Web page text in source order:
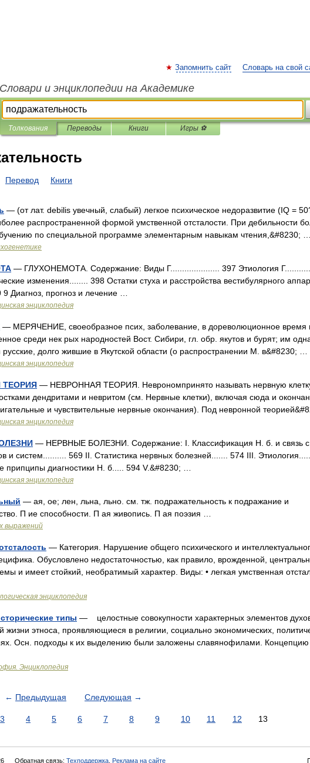
Запомнить сайт Словарь на свой
Словари и энциклопедии на Академике
Толкования Переводы Книги Игры ⚽
Перевод Книги
— (от лат. debilis увечный, слабый) легкое психическое недоразвитие (IQ =
распространенной формой умственной отсталости. При дебильности
по специальной программе элементарным навыкам чтения,&#8230; …
— ГЛУХОНЕМОТА. Содержание: Виды Г..................... 397 Этиология
изменения........ 398 Остатки стуха и расстройства вестибулярного
Диагноз, прогноз и лечение …
энциклопедия
— МЕРЯЧЕНИЕ, своеобразное псих, заболевание, в дореволюционное время
среди нек рых народностей Вост. Сибири, гл. обр. якутов и бурят; им
русские, долго жившие в Якутской области (о распространении М. в&#8230; …
энциклопедия
ТЕОРИЯ — НЕВРОННАЯ ТЕОРИЯ. Неврономпринято называть нервную
дендритами и невритом (см. Нервные клетки), включая сюда и
и чувствительные нервные окончания). Под невронной
энциклопедия
— НЕРВНЫЕ БОЛЕЗНИ. Содержание: I. Классификация Н. б. и связь
и систем.......... 569 II. Статистика нервных болезней....... 574 III.
припципы диагностики Н. б..... 594 V.&#8230; …
энциклопедия
— ая, ое; лен, льна, льно. см. тж. подражательность к подражание и
П ие способности. П ая живопись. П ая поэзия …
выражений
— Категория. Нарушение общего психического и
Обусловлено недостаточностью, как правило, врожденной,
и имеет стойкий, необратимый характер. Виды: • легкая умственная
энциклопедия
типы — целостные совокупности характерных элементов
жизни этноса, проявляющиеся в религии, социально экономических,
Осн. подходы к их выделению были заложены славянофилами. Концепцию
Энциклопедия
← Предыдущая Следующая →
3 4 5 6 7 8 9 10 11 12 13
Обратная связь: Техподдержка Реклама на сайте